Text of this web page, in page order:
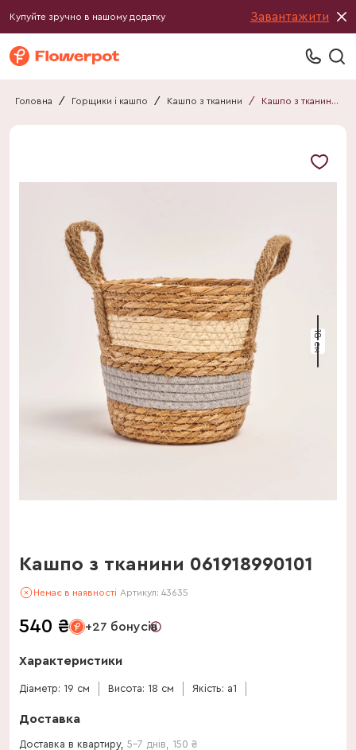
Купуйте зручно в нашому додатку Завантажити
Головна / Горщики і кашпо / Кашпо з тканини / Кашпо з тканини 061918990101
18 см
Кашпо з тканини 061918990101
Немає в наявності Артикул: 43635
540 ₴ +27 бонусів
Характеристики
Діаметр: 19 см Висота: 18 см Якість: a1
Доставка
Доставка в квартиру, 5-7 днів 150 ₴